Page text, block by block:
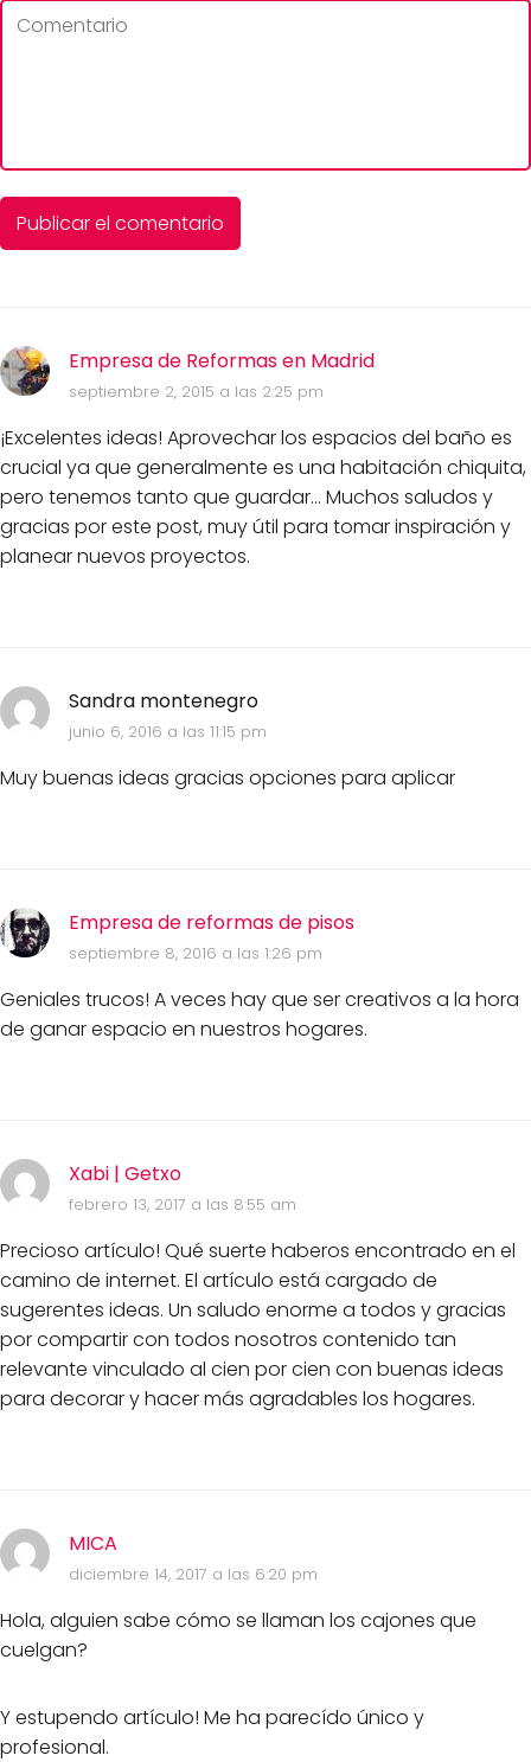
Empresa de Reformas en Madrid
septiembre 2, 2015 a las 2:25 pm
¡Excelentes ideas! Aprovechar los espacios del baño es
crucial ya que generalmente es una habitación chiquita,
pero tenemos tanto que guardar... Muchos saludos y
gracias por este post, muy útil para tomar inspiración y
planear nuevos proyectos.
Sandra montenegro
junio 6, 2016 a las 11:15 pm
Muy buenas ideas gracias opciones para aplicar
Empresa de reformas de pisos
septiembre 8, 2016 a las 1:26 pm
Geniales trucos! A veces hay que ser creativos a la hora
de ganar espacio en nuestros hogares.
Xabi | Getxo
febrero 13, 2017 a las 8:55 am
Precioso artículo! Qué suerte haberos encontrado en el
camino de internet. El artículo está cargado de
sugerentes ideas. Un saludo enorme a todos y gracias
por compartir con todos nosotros contenido tan
relevante vinculado al cien por cien con buenas ideas
para decorar y hacer más agradables los hogares.
MICA
diciembre 14, 2017 a las 6:20 pm
Hola, alguien sabe cómo se llaman los cajones que
cuelgan?
Y estupendo artículo! Me ha parecído único y
profesional.